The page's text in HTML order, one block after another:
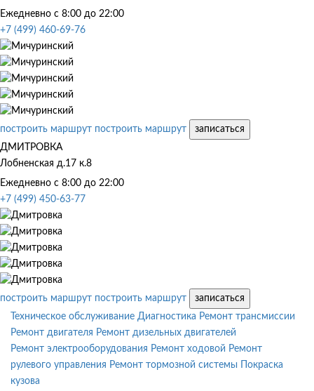
Ежедневно с 8:00 до 22:00
+7 (499) 460-69-76
построить маршрут построить маршрут
записаться
ДМИТРОВКА
Лобненская д.17 к.8
Ежедневно с 8:00 до 22:00
+7 (499) 450-63-77
построить маршрут построить маршрут
записаться
Техническое обслуживание Диагностика Ремонт трансмиссии
Ремонт двигателя Ремонт дизельных двигателей
Ремонт электрооборудования Ремонт ходовой Ремонт
рулевого управления Ремонт тормозной системы
Покраска
кузова